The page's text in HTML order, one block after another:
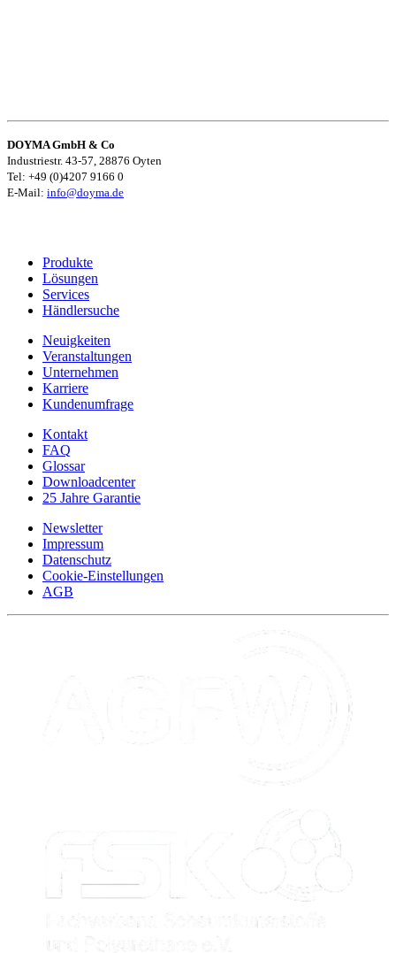
DOYMA GmbH & Co
Industriestr. 43-57, 28876 Oyten
Tel: +49 (0)4207 9166 0
E-Mail: info@doyma.de
Produkte
Lösungen
Services
Händlersuche
Neuigkeiten
Veranstaltungen
Unternehmen
Karriere
Kundenumfrage
Kontakt
FAQ
Glossar
Downloadcenter
25 Jahre Garantie
Newsletter
Impressum
Datenschutz
Cookie-Einstellungen
AGB